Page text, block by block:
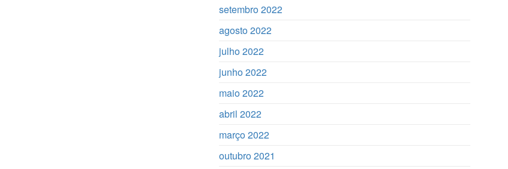
setembro 2022
agosto 2022
julho 2022
junho 2022
maio 2022
abril 2022
março 2022
outubro 2021